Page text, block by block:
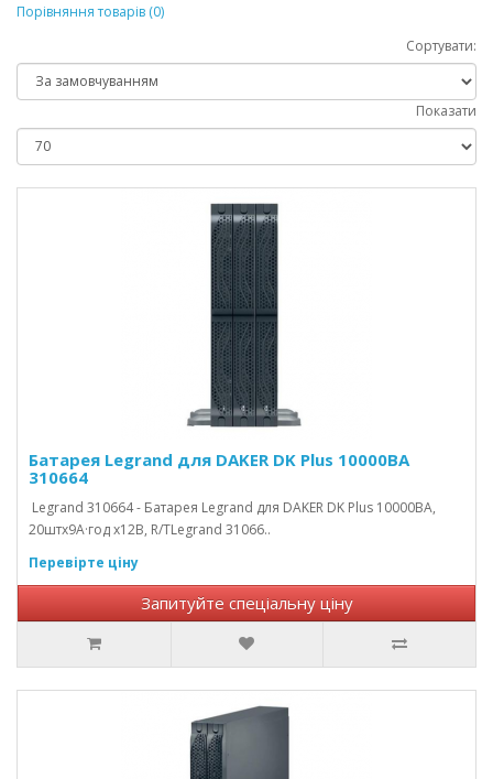
Порівняння товарів (0)
Сортувати:
Показати
Батарея Legrand для DAKER DK Plus 10000ВА
310664
Legrand 310664 - Батарея Legrand для DAKER DK Plus 10000ВА,
20штх9А·год х12В, R/TLegrand 31066..
Перевірте ціну
Запитуйте спеціальну ціну